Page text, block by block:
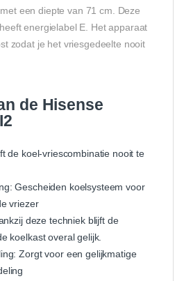
een diepte van 71 cm. Deze
energielabel E. Het apparaat
zodat je het vriesgedeelte nooit
de Hisense
de koel-vriescombinatie nooit te
Gescheiden koelsysteem voor
vriezer
deze techniek blijft de
koelkast overal gelijk.
Zorgt voor een gelijkmatige